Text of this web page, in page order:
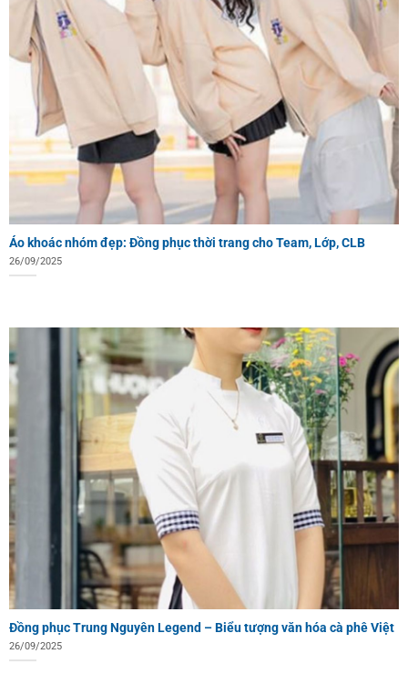
Áo khoác nhóm đẹp: Đồng phục thời trang cho Team, Lớp, CLB
26/09/2025
Đồng phục Trung Nguyên Legend – Biểu tượng văn hóa cà phê Việt
26/09/2025